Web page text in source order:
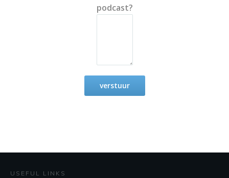
podcast?
verstuur
USEFUL LINKS